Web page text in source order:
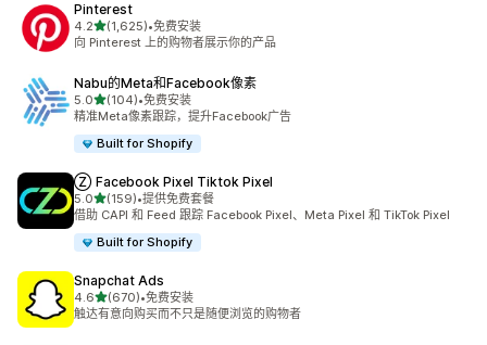
Pinterest
4.2星（满分 5 星）
(1,625)
总共 1625 条评论
•免费安装
向 Pinterest 上的购物者展示你的产品
Nabu的Meta和Facebook像素
5.0星（满分 5 星）
(104)
总共 104 条评论
•免费安装
精准Meta像素跟踪，提升Facebook广告
Built for Shopify
Ⓩ Facebook Pixel Tiktok Pixel
5.0星（满分 5 星）
(159)
总共 159 条评论
•提供免费套餐
借助 CAPI 和 Feed 跟踪 Facebook Pixel、Meta Pixel 和 TikTok Pixel
Built for Shopify
Snapchat Ads
4.6星（满分 5 星）
(670)
总共 670 条评论
•免费安装
触达有意向购买而不只是随便浏览的购物者